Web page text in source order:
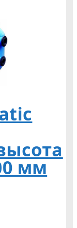
мм